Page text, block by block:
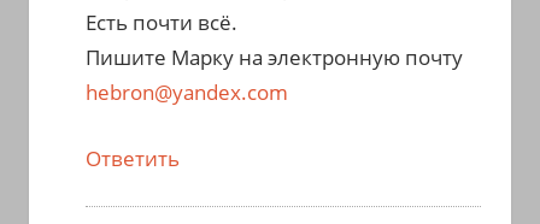
Есть почти всё.
Пишите Марку на электронную почту
hebron@yandex.com
Ответить